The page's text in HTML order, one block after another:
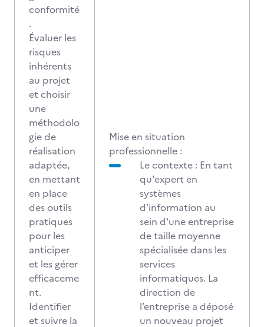
conformité
.
Évaluer les
risques
inhérents
au projet
et choisir
une
méthodolo
gie de
réalisation
adaptée,
en mettant
en place
des outils
pratiques
pour les
anticiper
et les gérer
efficaceme
nt.
Identifier
et suivre la
Mise en situation
professionnelle :
Le contexte : En tant
qu'expert en
systèmes
d’information au
sein d'une entreprise
de taille moyenne
spécialisée dans les
services
informatiques. La
direction de
l’entreprise a déposé
un nouveau projet